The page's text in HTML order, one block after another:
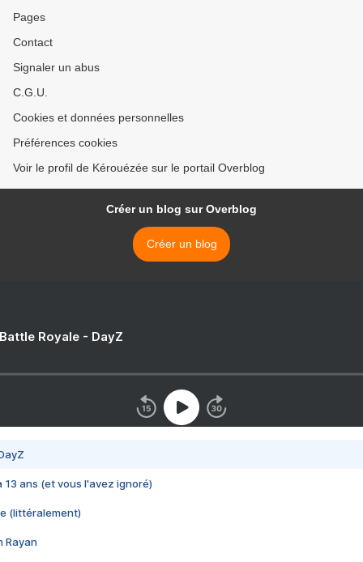
Pages
Contact
Signaler un abus
C.G.U.
Cookies et données personnelles
Préférences cookies
Voir le profil de Kérouézée sur le portail Overblog
Créer un blog sur Overblog
Créer un blog
Royale - DayZ
13 ans (et vous l'avez ignoré)
(littéralement)
Rayan